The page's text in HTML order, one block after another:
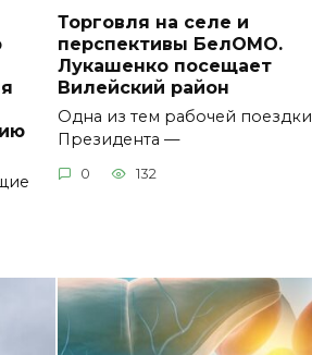
Торговля на селе и
перспективы БелОМО.
Лукашенко посещает
Вилейский район
Одна из тем рабочей поездки
Президента —
0 132